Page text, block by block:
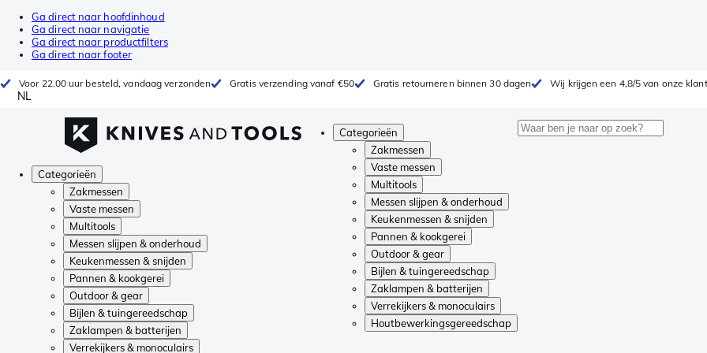
Ga direct naar hoofdinhoud
Ga direct naar navigatie
Ga direct naar productfilters
Ga direct naar footer
Voor 22.00 uur besteld, vandaag verzonden Gratis verzending vanaf €50 Gratis retourneren binnen 30 dagen Wij krijgen een 4,8/5 van onze
NL
Categorieën
Zakmessen
Vaste messen
Multitools
Messen slijpen & onderhoud
Keukenmessen & snijden
Pannen & kookgerei
Outdoor & gear
Bijlen & tuingereedschap
Zaklampen & batterijen
Verrekijkers & monoculairs
Houtbewerkingsgereedschap
Categorieën
Zakmessen
Vaste messen
Multitools
Messen slijpen & onderhoud
Keukenmessen & snijden
Pannen & kookgerei
Outdoor & gear
Bijlen & tuingereedschap
Zaklampen & batterijen
Verrekijkers & monoculairs